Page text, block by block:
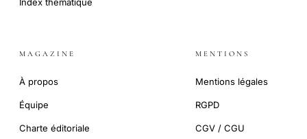
MAGAZINE
À propos
Équipe
Charte éditoriale
MENTIONS
Mentions légales
RGPD
CGV / CGU